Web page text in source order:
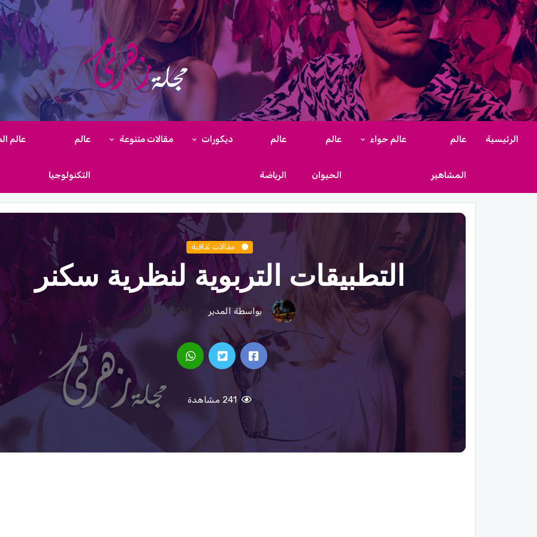
الرئيسية عالم
المشاهير
عالم حواء عالم
الحيوان
عالم
الرياضة
ديكورات مقالات متنوعة عالم
التكنولوجيا
عالم
مقالات ثقافية
التطبيقات التربوية لنظرية سكنر
بواسطة المدير 01/01/2022